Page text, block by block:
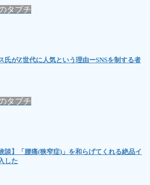
タブチ
氏がZ世代に人気という理由ーSNSを制する者
タブチ
談】「腰痛(狭窄症)」を和らげてくれる絶品イ
した